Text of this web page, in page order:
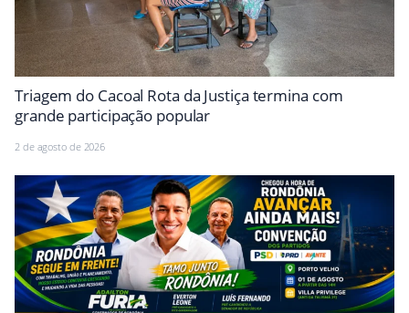
Triagem do Cacoal Rota da Justiça termina com
grande participação popular
2 de agosto de 2026